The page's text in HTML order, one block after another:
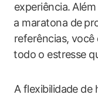
experiência.⁢
⁤a ‍maratona ​de⁣
referências,
⁢todo ⁢o estresse
A ‍flexibilidade de